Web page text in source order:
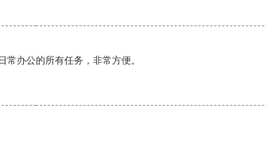
办公的所有任务，非常方便。